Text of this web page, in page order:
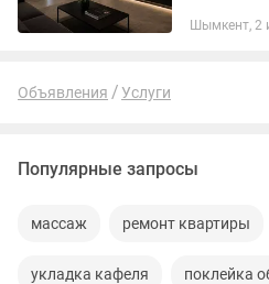
бизнес-процессов. 💻
Шымкент, 2
Объявления Услуги
Популярные запросы
массаж ремонт квартиры
укладка кафеля поклейка